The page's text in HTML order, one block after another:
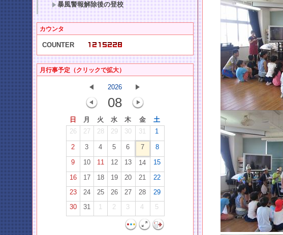
暴風警報解除後の登校
カウンタ
COUNTER
月行事予定（クリックで拡大）
2026
08
日 月 火 水 木 金
土
26
27 28 29 30 31 1
2 3 4 5 6 7
8
9
10 11 12 13 14
15
16
17 18 19 20 21
22
23
24 25 26 27 28
29
30
31 1 2 3 4 5